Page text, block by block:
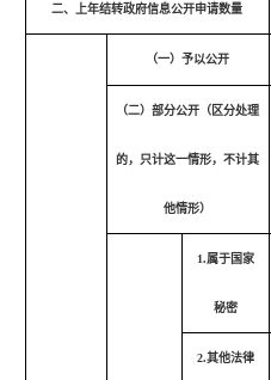
二、上年结转政府信息公开申请数量
（一）予以公开
（二）部分公开（区分处理
的，只计这一情形，不计其
他情形）
1.属于国家
秘密
2.其他法律